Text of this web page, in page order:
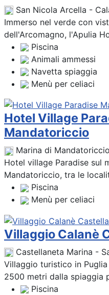
San Nicola Arcella -
Immerso nel verde con
dell'Arcomagno, l'Apulia
Piscina
Animali ammessi
Navetta spiaggia
Menù per celiaci
Hotel Village
Mandatoriccio
Marina di
Hotel village Paradise sul
Mandatoriccio, tra le
Piscina
Menù per celiaci
Villaggio Calanè
Castellaneta Marina -
Villaggio turistico in
2500 metri dalla spiaggia
Piscina